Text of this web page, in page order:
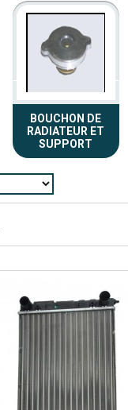
BOUCHON DE
RADIATEUR ET
SUPPORT